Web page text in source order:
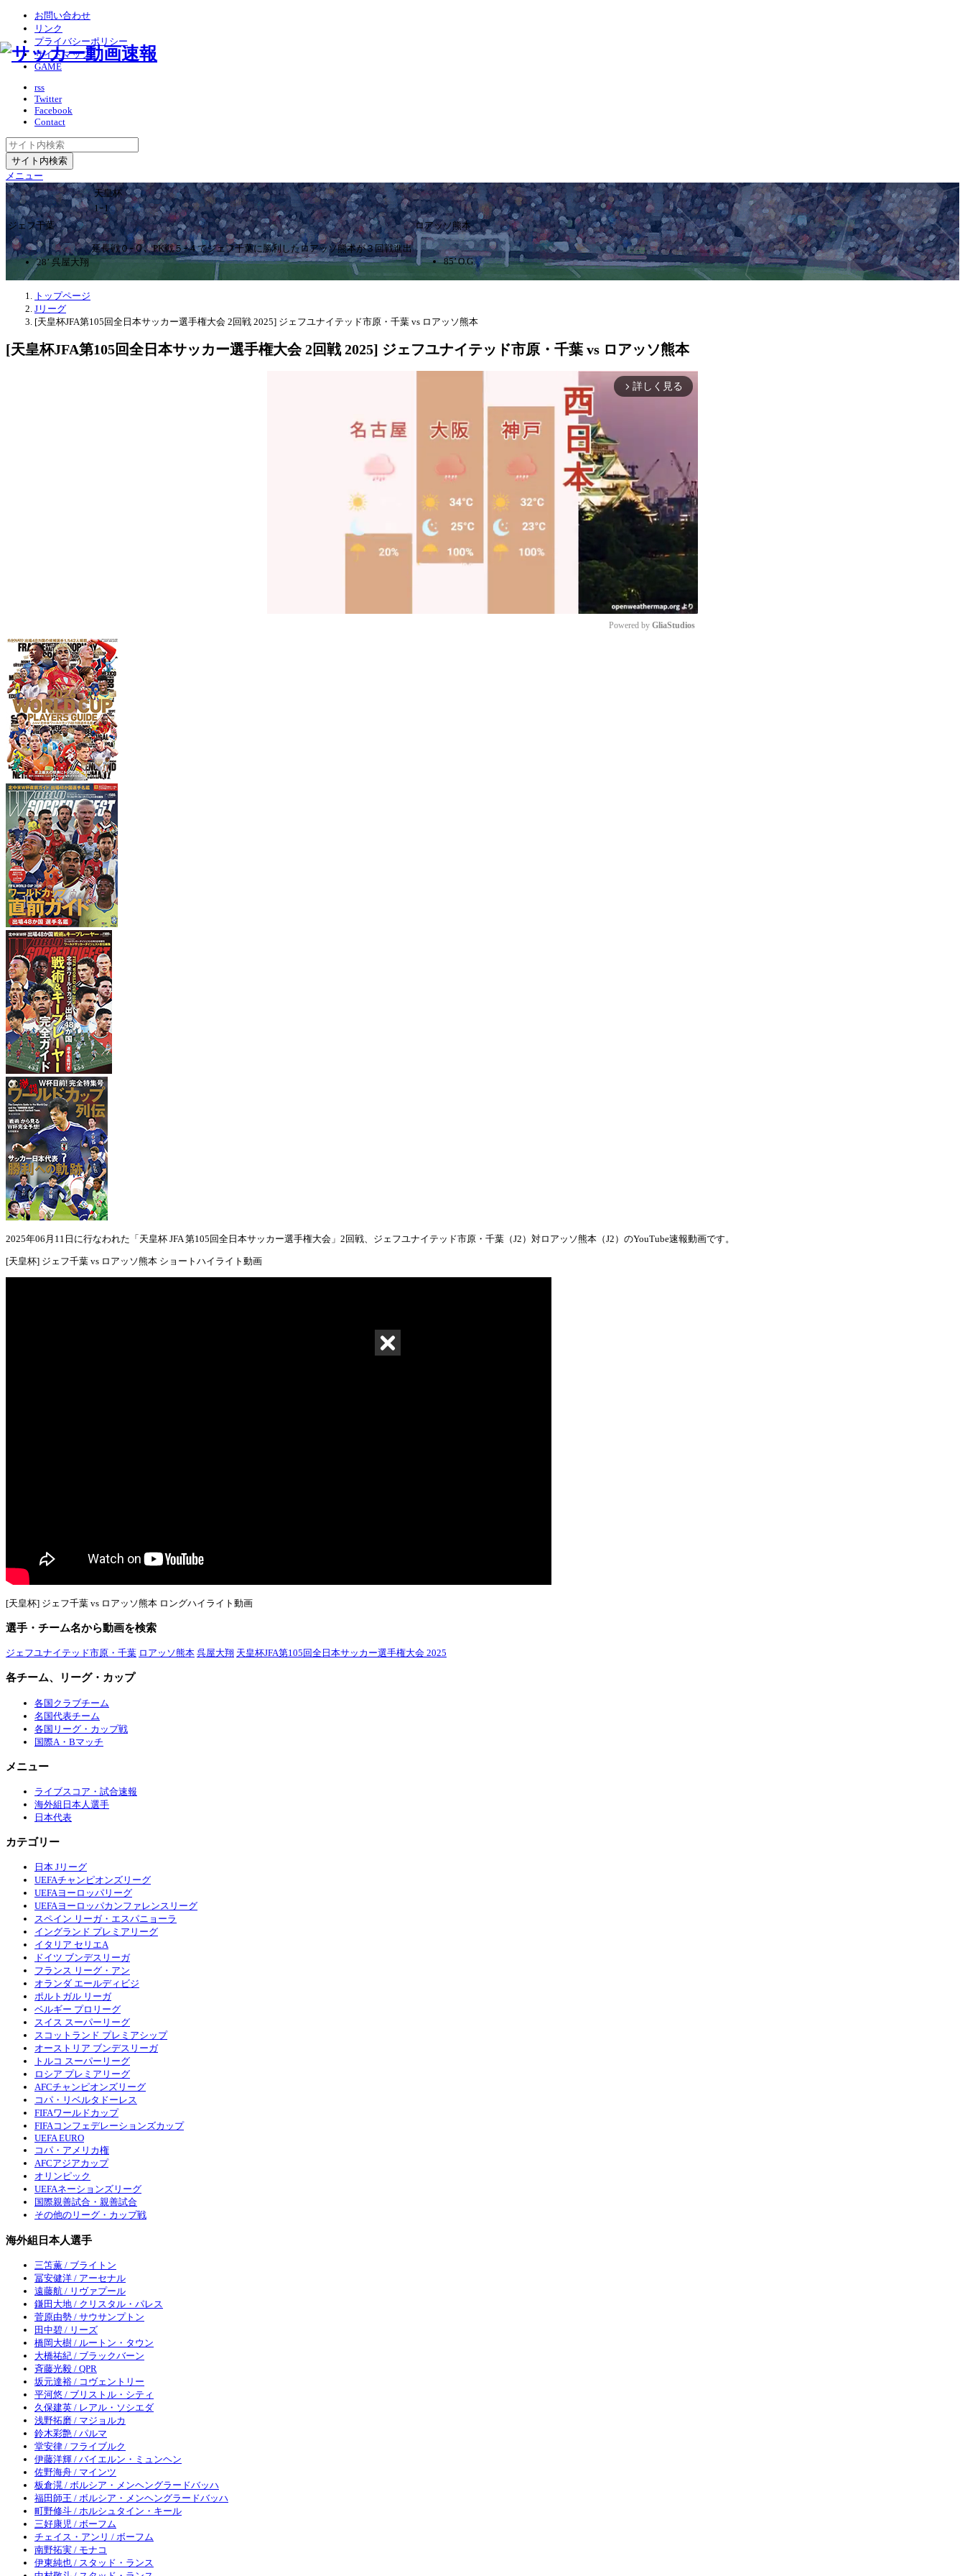
お問い合わせ
リンク
プライバシーポリシー
サイトマップ
GAME
rss
Twitter
Facebook
Contact
メニュー
天皇杯
1ｰ1
ジェフ千葉
延長戦０ｰ０、PK戦５ｰ４でジェフ千葉に勝利したロアッソ熊本が３回戦進出
ロアッソ熊本
28’ 呉屋大翔 85’ O.G.
トップページ
Jリーグ
[天皇杯JFA第105回全日本サッカー選手権大会 2回戦 2025] ジェフユナイテッド市原・千葉 vs ロアッソ熊本
[天皇杯JFA第105回全日本サッカー選手権大会 2回戦 2025] ジェフユナイテッド市原・千葉 vs ロアッソ熊本
arrow_forward_ios 詳しく見る
Powered by GliaStudios
2025年06月11日に行なわれた「天皇杯 JFA 第105回全日本サッカー選手権大会」2回戦、ジェフユナイテッド市原・千葉（J2）対ロアッソ熊本（J2）のYouTube速報動画です。
[天皇杯] ジェフ千葉 vs ロアッソ熊本 ショートハイライト動画
[天皇杯] ジェフ千葉 vs ロアッソ熊本 ロングハイライト動画
選手・チーム名から動画を検索
ジェフユナイテッド市原・千葉 ロアッソ熊本 呉屋大翔 天皇杯JFA第105回全日本サッカー選手権大会 2025
各チーム、リーグ・カップ
各国クラブチーム
名国代表チーム
各国リーグ・カップ戦
国際A・Bマッチ
メニュー
ライブスコア・試合速報
海外組日本人選手
日本代表
カテゴリー
日本 Jリーグ
UEFAチャンピオンズリーグ
UEFAヨーロッパリーグ
UEFAヨーロッパカンファレンスリーグ
スペイン リーガ・エスパニョーラ
イングランド プレミアリーグ
イタリア セリエA
ドイツ ブンデスリーガ
フランス リーグ・アン
オランダ エールディビジ
ポルトガル リーガ
ベルギー プロリーグ
スイス スーパーリーグ
スコットランド プレミアシップ
オーストリア ブンデスリーガ
トルコ スーパーリーグ
ロシア プレミアリーグ
AFCチャンピオンズリーグ
コパ・リベルタドーレス
FIFAワールドカップ
FIFAコンフェデレーションズカップ
UEFA EURO
コパ・アメリカ権
AFCアジアカップ
オリンピック
UEFAネーションズリーグ
国際親善試合・親善試合
その他のリーグ・カップ戦
海外組日本人選手
三笘薫 / ブライトン
冨安健洋 / アーセナル
遠藤航 / リヴァプール
鎌田大地 / クリスタル・パレス
菅原由勢 / サウサンプトン
田中碧 / リーズ
橋岡大樹 / ルートン・タウン
大橋祐紀 / ブラックバーン
斉藤光毅 / QPR
坂元達裕 / コヴェントリー
平河悠 / ブリストル・シティ
久保建英 / レアル・ソシエダ
浅野拓磨 / マジョルカ
鈴木彩艶 / パルマ
堂安律 / フライブルク
伊藤洋輝 / バイエルン・ミュンヘン
佐野海舟 / マインツ
板倉滉 / ボルシア・メンヘングラードバッハ
福田師王 / ボルシア・メンヘングラードバッハ
町野修斗 / ホルシュタイン・キール
三好康児 / ボーフム
チェイス・アンリ / ボーフム
南野拓実 / モナコ
伊東純也 / スタッド・ランス